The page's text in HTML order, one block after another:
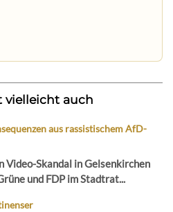
vielleicht auch
aus rassistischem AfD-
Video-Skandal in Gelsenkirchen
und FDP im Stadtrat...